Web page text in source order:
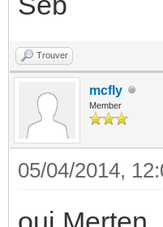
Trouver
mcfly
Member
05/04/2014,